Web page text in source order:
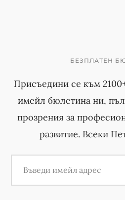
БЕЗПЛАТЕН
Присъедини се към
имейл бюлетина ни,
прозрения за
развитие. Всеки